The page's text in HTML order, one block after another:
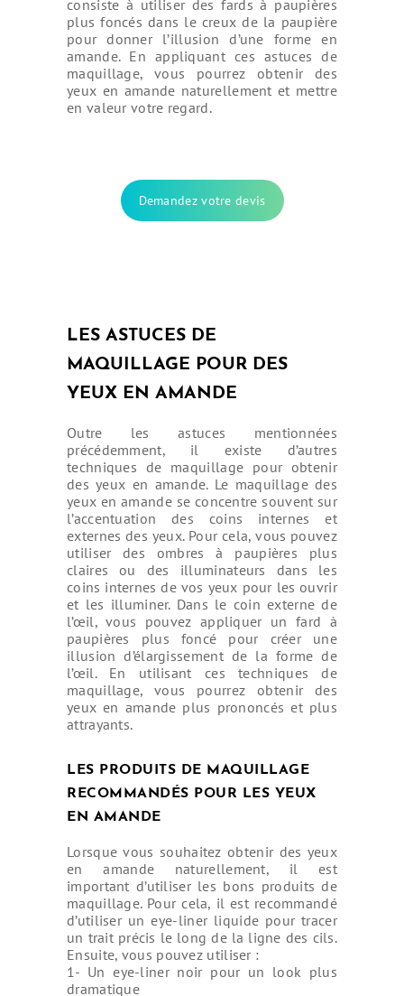
consiste à utiliser des fards à paupières
plus foncés dans le creux de la paupière
pour donner l’illusion d’une forme en
amande. En appliquant ces astuces de
maquillage, vous pourrez obtenir des
yeux en amande naturellement et mettre
en valeur votre regard.
Demandez votre devis
LES ASTUCES DE
MAQUILLAGE POUR DES
YEUX EN AMANDE
Outre les astuces mentionnées
précédemment, il existe d’autres
techniques de maquillage pour obtenir
des yeux en amande. Le maquillage des
yeux en amande se concentre souvent sur
l’accentuation des coins internes et
externes des yeux. Pour cela, vous pouvez
utiliser des ombres à paupières plus
claires ou des illuminateurs dans les
coins internes de vos yeux pour les ouvrir
et les illuminer. Dans le coin externe de
l’œil, vous pouvez appliquer un fard à
paupières plus foncé pour créer une
illusion d’élargissement de la forme de
l’œil. En utilisant ces techniques de
maquillage, vous pourrez obtenir des
yeux en amande plus prononcés et plus
attrayants.
LES PRODUITS DE MAQUILLAGE
RECOMMANDÉS POUR LES YEUX
EN AMANDE
Lorsque vous souhaitez obtenir des yeux
en amande naturellement, il est
important d’utiliser les bons produits de
maquillage. Pour cela, il est recommandé
d’utiliser un eye-liner liquide pour tracer
un trait précis le long de la ligne des cils.
Ensuite, vous pouvez utiliser :
1- Un eye-liner noir pour un look plus
dramatique